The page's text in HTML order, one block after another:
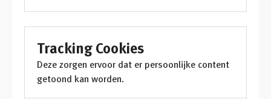
Tracking Cookies
Deze zorgen ervoor dat er persoonlijke content
getoond kan worden.